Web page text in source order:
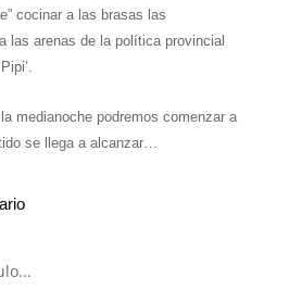
cocinar a las brasas las
las arenas de la política provincial
medianoche podremos comenzar a
se llega a alcanzar…